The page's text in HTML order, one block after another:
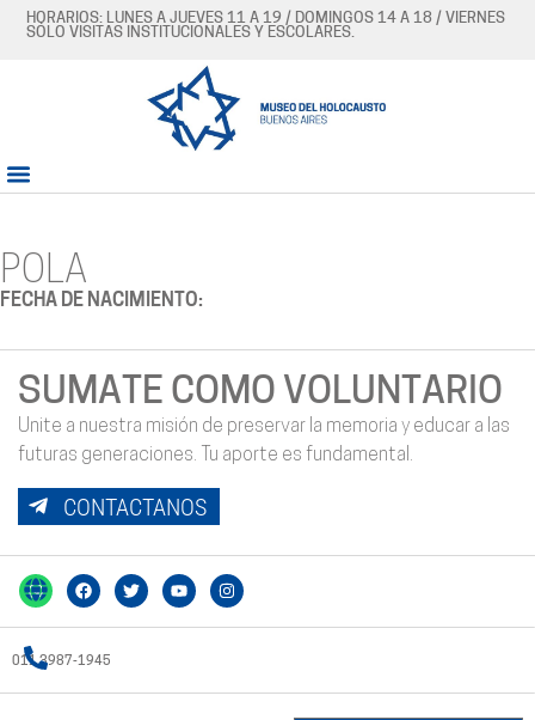
HORARIOS: LUNES A JUEVES 11 A 19 / DOMINGOS 14 A 18 / VIERNES
SÓLO VISITAS INSTITUCIONALES Y ESCOLARES.
POLA
FECHA DE NACIMIENTO:
SUMATE COMO VOLUNTARIO
Unite a nuestra misión de preservar la memoria y educar a las
futuras generaciones. Tu aporte es fundamental.
CONTACTANOS
011 3987-1945